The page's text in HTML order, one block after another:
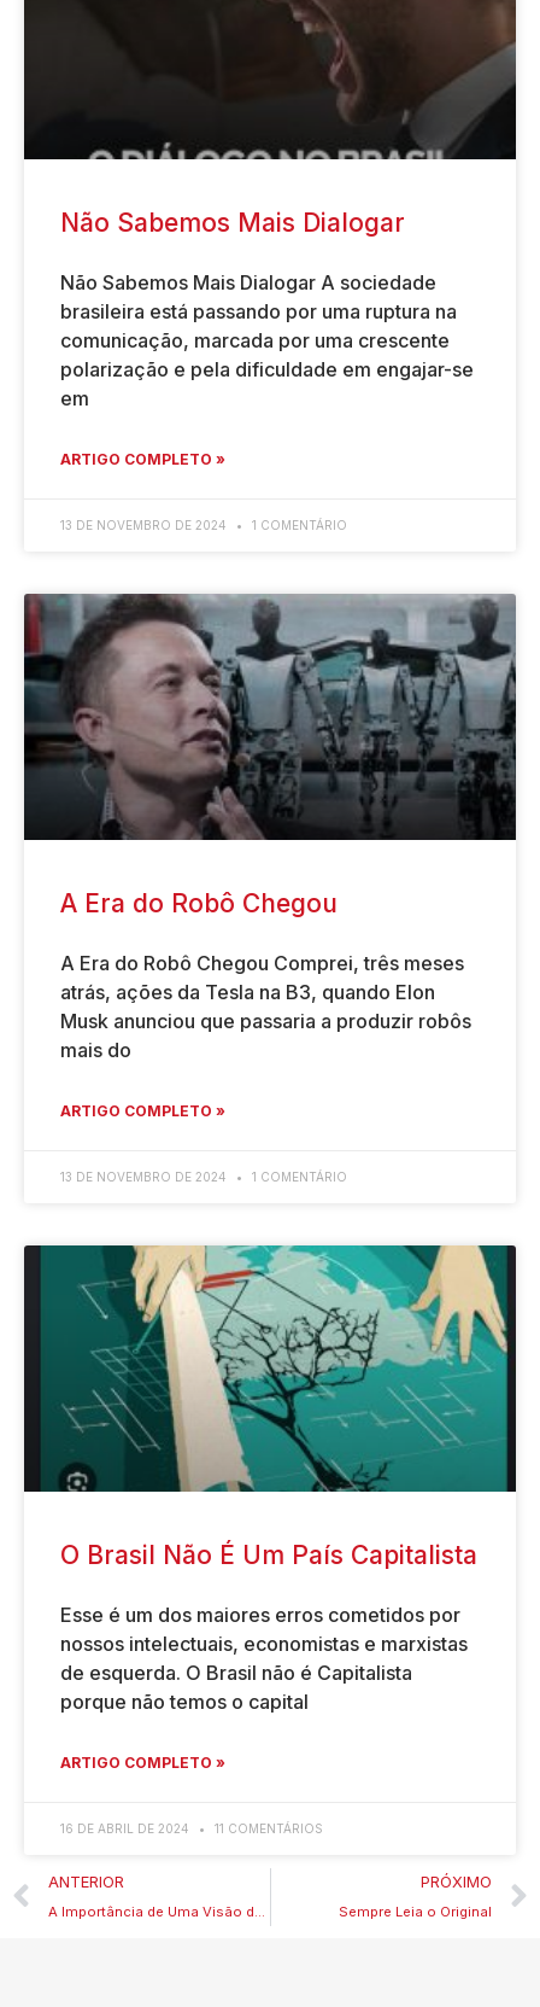
Não Sabemos Mais Dialogar
Não Sabemos Mais Dialogar A sociedade
brasileira está passando por uma ruptura na
comunicação, marcada por uma crescente
polarização e pela dificuldade em engajar-se
em
ARTIGO COMPLETO »
13 DE NOVEMBRO DE 2024 1 COMENTÁRIO
A Era do Robô Chegou
A Era do Robô Chegou Comprei, três meses
atrás, ações da Tesla na B3, quando Elon
Musk anunciou que passaria a produzir robôs
mais do
ARTIGO COMPLETO »
13 DE NOVEMBRO DE 2024 1 COMENTÁRIO
O Brasil Não É Um País Capitalista
Esse é um dos maiores erros cometidos por
nossos intelectuais, economistas e marxistas
de esquerda. O Brasil não é Capitalista
porque não temos o capital
ARTIGO COMPLETO »
16 DE ABRIL DE 2024 11 COMENTÁRIOS
ANTERIOR
A Importância de Uma Visão do Futuro
PRÓXIMO
Sempre Leia o Original